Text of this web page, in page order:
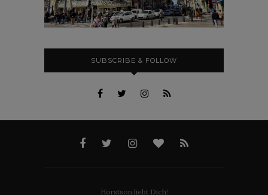
SUBSCRIBE & FOLLOW
Horstson liebt Dich!